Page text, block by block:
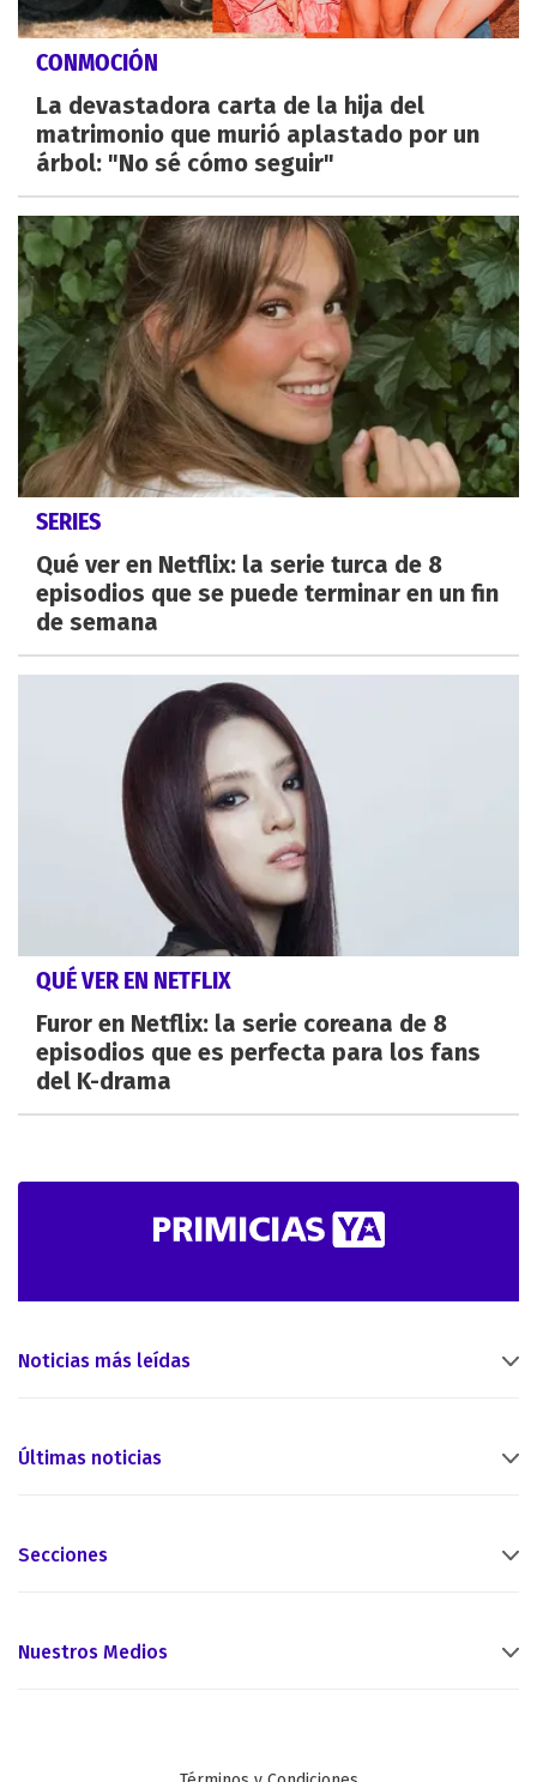
CONMOCIÓN
La devastadora carta de la hija del
matrimonio que murió aplastado por un
árbol: "No sé cómo seguir"
SERIES
Qué ver en Netflix: la serie turca de 8
episodios que se puede terminar en un fin
de semana
QUÉ VER EN NETFLIX
Furor en Netflix: la serie coreana de 8
episodios que es perfecta para los fans
del K-drama
Noticias más leídas
Últimas noticias
Secciones
Nuestros Medios